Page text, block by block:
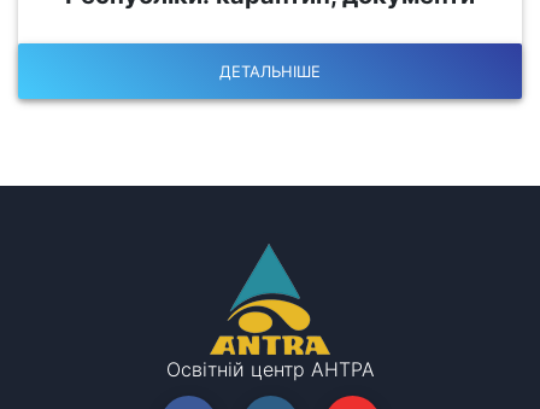
ДЕТАЛЬНІШЕ
Освітній центр АНТРА